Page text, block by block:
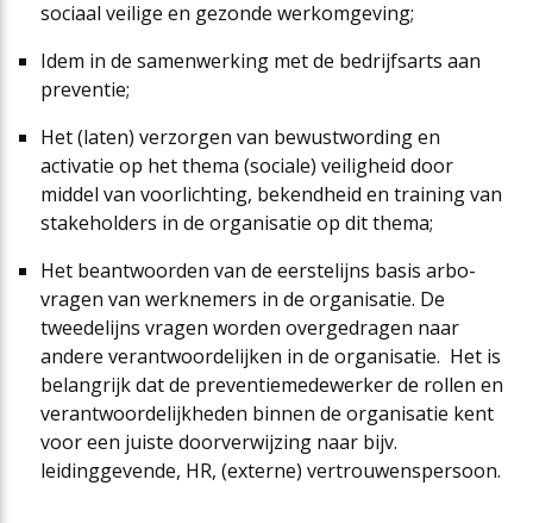
sociaal veilige en gezonde werkomgeving;
Idem in de samenwerking met de bedrijfsarts aan
preventie;
Het (laten) verzorgen van bewustwording en
activatie op het thema (sociale) veiligheid door
middel van voorlichting, bekendheid en training van
stakeholders in de organisatie op dit thema;
Het beantwoorden van de eerstelijns basis arbo-
vragen van werknemers in de organisatie. De
tweedelijns vragen worden overgedragen naar
andere verantwoordelijken in de organisatie. Het is
belangrijk dat de preventiemedewerker de rollen en
verantwoordelijkheden binnen de organisatie kent
voor een juiste doorverwijzing naar bijv.
leidinggevende, HR, (externe) vertrouwenspersoon.